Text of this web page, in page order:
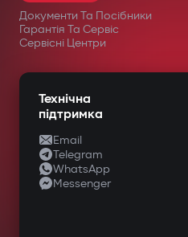
Документи Та Посібники
Гарантія Та Сервіс
Сервісні Центри
Технічна
підтримка
Email
Telegram
WhatsApp
Messenger